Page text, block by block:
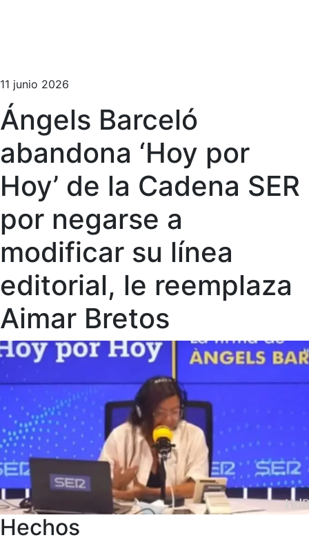
11 junio 2026
Ángels Barceló
abandona ‘Hoy por
Hoy’ de la Cadena SER
por negarse a
modificar su línea
editorial, le reemplaza
Aimar Bretos
Hechos